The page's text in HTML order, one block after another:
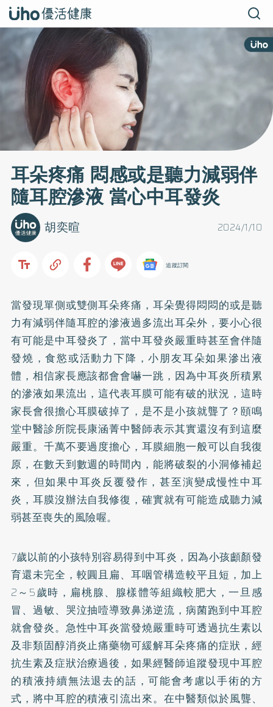
耳朵疼痛 悶感或是聽力減弱伴
隨耳腔滲液 當心中耳發炎
2024/1/10
胡奕暄
追蹤訂閱
當發現單側或雙側耳朵疼痛，耳朵覺得悶悶的或是聽
力有減弱伴隨耳腔的滲液過多流出耳朵外，要小心很
有可能是中耳發炎了，當中耳發炎嚴重時甚至會伴隨
發燒，食慾或活動力下降，小朋友耳朵如果滲出液
體，相信家長應該都會會嚇一跳，因為中耳炎所積累
的滲液如果流出，這代表耳膜可能有破的狀況，這時
家長會很擔心耳膜破掉了，是不是小孩就聾了？頤鳴
堂中醫診所院長康涵菁中醫師表示其實還沒有到這麼
嚴重。千萬不要過度擔心，耳膜細胞一般可以自我復
原，在數天到數週的時間內，能將破裂的小洞修補起
來，但如果中耳炎反覆發作，甚至演變成慢性中耳
炎，耳膜沒辦法自我修復，確實就有可能造成聽力減
弱甚至喪失的風險喔。
7歲以前的小孩特別容易得到中耳炎，因為小孩顱顏發
育還未完全，較圓且扁、耳咽管構造較平且短，加上
2～5歲時，扁桃腺、腺樣體等組織較肥大，一旦感
冒、過敏、哭泣抽噎導致鼻涕逆流，病菌跑到中耳腔
就會發炎。急性中耳炎當發燒嚴重時可透過抗生素以
及非類固醇消炎止痛藥物可緩解耳朵疼痛的症狀，經
抗生素及症狀治療過後，如果經醫師追蹤發現中耳腔
的積液持續無法退去的話，可能會考慮以手術的方
式，將中耳腔的積液引流出來。在中醫類似於風聾、